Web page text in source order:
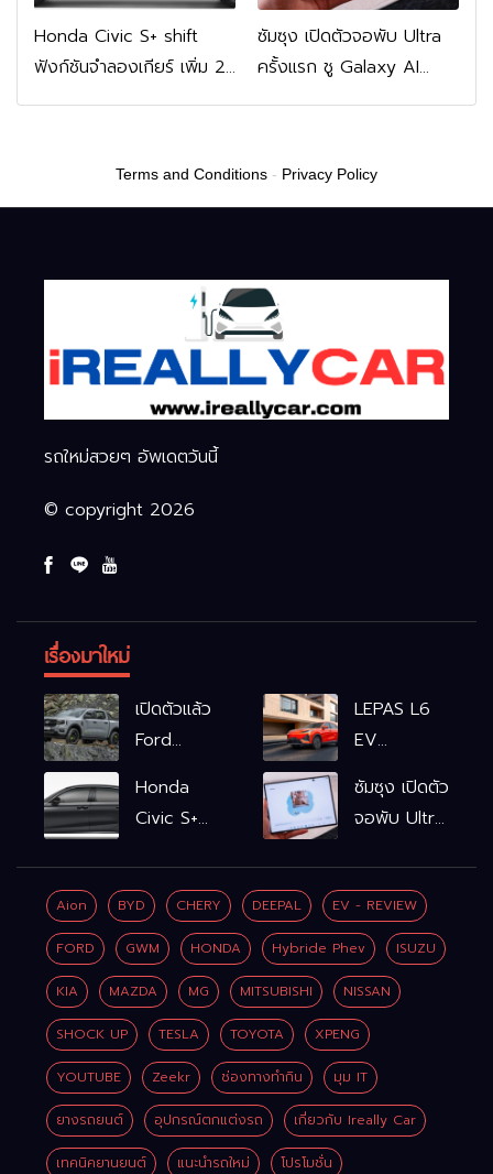
Honda Civic S+ shift
ฟังก์ชันจำลองเกียร์ เพิ่ม 2
หมื่นบาท
ซัมซุง เปิดตัวจอพับ Ultra
ครั้งแรก ชู Galaxy AI
เชื่อมมือถือ-นาฬิกา-แว่น
Terms and Conditions - Privacy Policy
รถใหม่สวยๆ อัพเดตวันนี้
© copyright 2026
เรื่องมาใหม่
เปิดตัวแล้ว
Ford
WOLFTRAK
LEPAS L6
EV
L6 EV
Comfort
FWD
769,900
บาท L6 EV
Premium
FWD
799,900
บาท
Honda
Civic S+
จำลองเกียร์
เพิ่ม 2 หมื่น
บาท
ซัมซุง เปิดตัว
จอพับ Ultra
เชื่อมมือถือ-
นาฬิกา-แว่น
อัจฉริยะ
Aion BYD CHERY DEEPAL EV - REVIEW
FORD GWM HONDA Hybride Phev ISUZU
KIA MAZDA MG MITSUBISHI NISSAN
SHOCK UP TESLA TOYOTA XPENG
YOUTUBE Zeekr ช่องทางทำกิน มุม IT
ยางรถยนต์ อุปกรณ์ตกแต่งรถ เกี่ยวกับ Ireally Car
เทคนิคยานยนต์ แนะนำรถใหม่ โปรโมชั่น